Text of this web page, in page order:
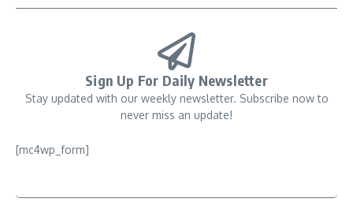
Sign Up For Daily Newsletter
Stay updated with our weekly newsletter. Subscribe now to
never miss an update!
[mc4wp_form]